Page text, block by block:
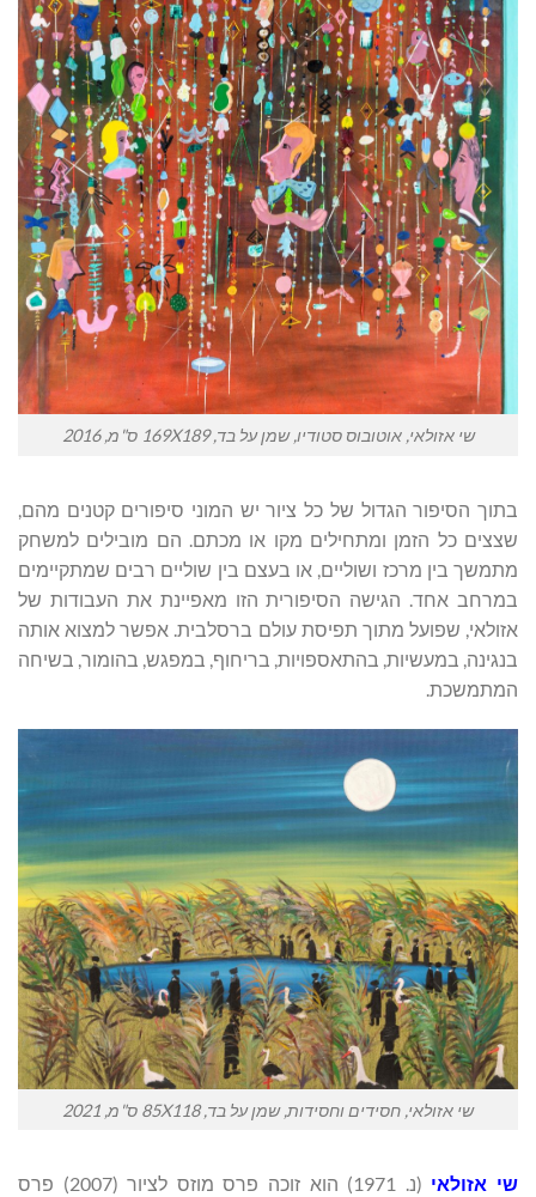
שי אזולאי, אוטובוס סטודיו, שמן על בד, 169X189 ס"מ, 2016
בתוך הסיפור הגדול של כל ציור יש המוני סיפורים קטנים מהם,
שצצים כל הזמן ומתחילים מקו או מכתם. הם מובילים למשחק
מתמשך בין מרכז ושוליים, או בעצם בין שוליים רבים שמתקיימים
במרחב אחד. הגישה הסיפורית הזו מאפיינת את העבודות של
אזולאי, שפועל מתוך תפיסת עולם ברסלבית. אפשר למצוא אותה
בנגינה, במעשיות, בהתאספויות, בריחוף, במפגש, בהומור, בשיחה
המתמשכת.
שי אזולאי, חסידים וחסידות, שמן על בד, 85X118 ס"מ, 2021
שי אזולאי
(נ. 1971) הוא זוכה פרס מוזס לציור (2007) פרס